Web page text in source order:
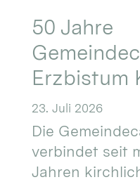
50 Jahre
Erzbistum
23. Juli 2026
Die
verbindet seit
Jahren